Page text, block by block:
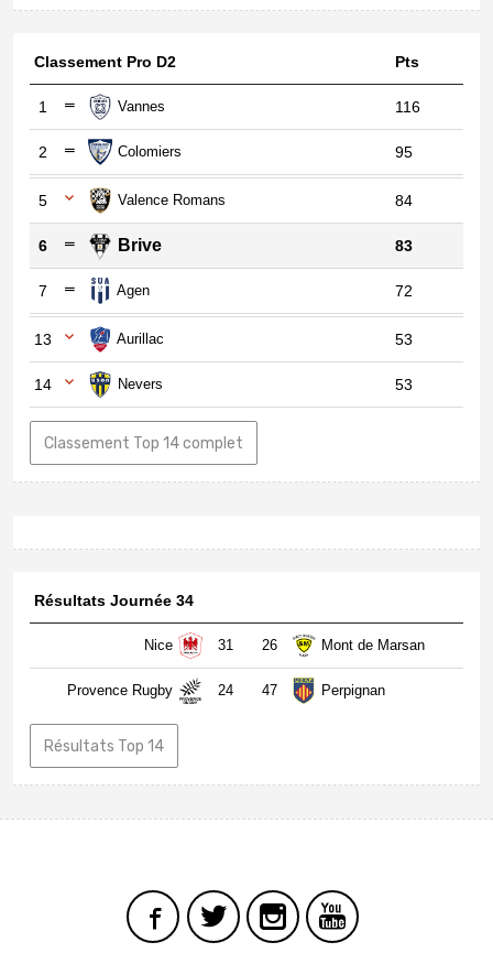
Classement Pro D2 Pts
1 Vannes 116
2 Colomiers 95
5 Valence Romans 84
6 Brive 83
7 Agen 72
13 Aurillac 53
14 Nevers 53
Classement Top 14 complet
Résultats Journée 34
Nice 31 26 Mont de Marsan
Provence Rugby 24 47 Perpignan
Résultats Top 14